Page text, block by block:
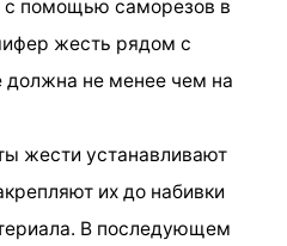
с помощью саморезов в
жесть рядом с
должна не менее чем на
жести устанавливают
их до набивки
В последующем